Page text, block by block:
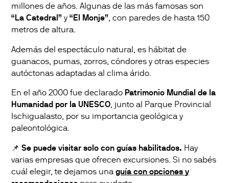
millones de años. Algunas de las más famosas son
“La Catedral” y“El Monje”, con paredes de hasta 150
metros de altura.
Además del espectáculo natural, es hábitat de
guanacos, pumas, zorros, cóndores y otras especies
autóctonas adaptadas al clima árido.
En el año 2000 fue declarado Patrimonio Mundial de la
Humanidad por la UNESCO, junto al Parque Provincial
Ischigualasto, por su importancia geológica y
paleontológica.
📌Se puede visitar solo con guías habilitados. Hay
varias empresas que ofrecen excursiones. Si no sabés
cuál elegir, te dejamos unaguía con opciones y